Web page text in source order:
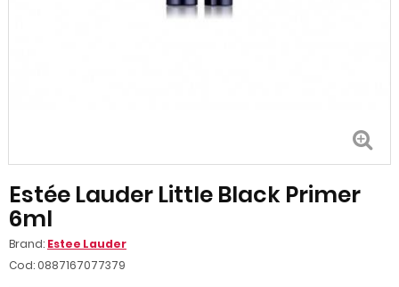
Estée Lauder Little Black Primer
6ml
Brand: Estee Lauder
Cod: 0887167077379